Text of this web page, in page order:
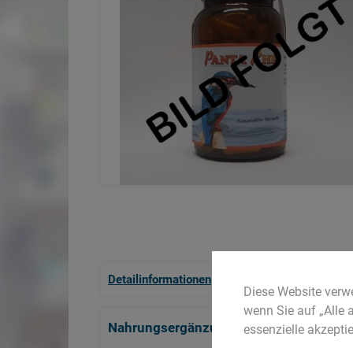
Detailinformationen
Nahrungsergänzungsmittel
Diese Website
wenn Sie auf „Alle
essenzielle